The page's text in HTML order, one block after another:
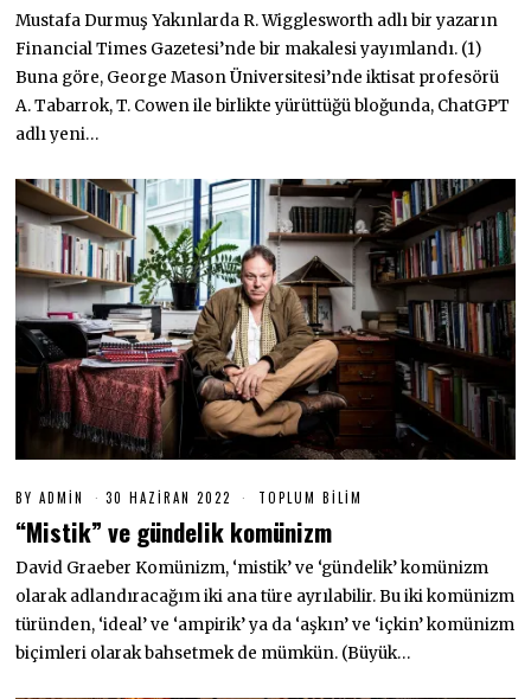
2
0
3
Mustafa Durmuş Yakınlarda R. Wigglesworth adlı bir yazarın
Financial Times Gazetesi’nde bir makalesi yayımlandı. (1)
Buna göre, George Mason Üniversitesi’nde iktisat profesörü
A. Tabarrok, T. Cowen ile birlikte yürüttüğü bloğunda, ChatGPT
adlı yeni…
BYADMIN 30 HAZIRAN 2022
H
Z
R
A
2
TOPLUM BILIM
“Mistik” ve gündelik komünizm
David Graeber Komünizm, ‘mistik’ ve ‘gündelik’ komünizm
olarak adlandıracağım iki ana türe ayrılabilir. Bu iki komünizm
türünden, ‘ideal’ ve ‘ampirik’ ya da ‘aşkın’ ve ‘içkin’ komünizm
biçimleri olarak bahsetmek de mümkün. (Büyük…